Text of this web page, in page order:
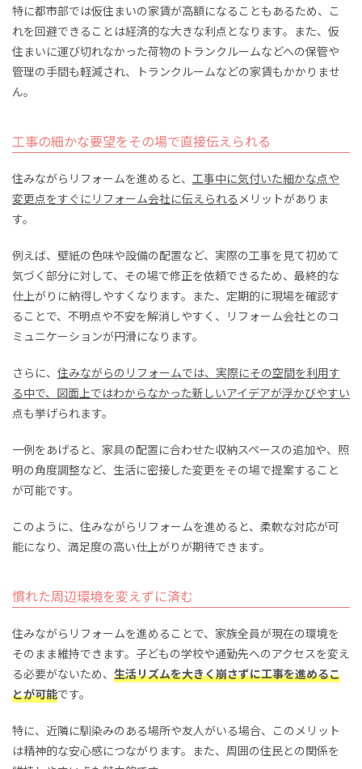
特に都市部では仮住まいの家賃が高額になることもあるため、こ
れを回避できることは経済的な大きな利点となります。また、仮
住まいに運び切れなかった荷物のトランクルームなどへの保管や
管理の手間も軽減され、トランクルームなどの家賃もかかりませ
ん。
工事の細かな要望をその場で直接伝えられる
住みながらリフォームを進めると、 工事中に気付いた細かな点や
変更点をすぐにリフォーム会社に伝えられる メリットがありま
す。
例えば、壁紙の色味や設備の配置など、実際の工事を見て初めて
気づく部分に対して、その場で修正を依頼できるため、最終的な
仕上がりに納得しやすくなります。また、定期的に現場を確認す
ることで、不明点や不安を解消しやすく、リフォーム会社とのコ
ミュニケーションが円滑になります。
さらに、 住みながらのリフォームでは、実際にその空間を利用す
る中で、図面上ではわからなかった新しいアイデアが浮かびやすい
点も挙げられます。
一例をあげると、家具の配置に合わせた収納スペースの追加や、照
明の角度調整など、生活に密接した変更をその場で提案すること
が可能です。
このように、住みながらリフォームを進めると、柔軟な対応が可
能になり、満足度の高い仕上がりが期待できます。
慣れた周辺環境を変えずに済む
住みながらリフォームを進めることで、家族全員が現在の環境を
そのまま維持できます。子どもの学校や通勤先へのアクセスを変え
る必要がないため、 生活リズムを大きく崩さずに工事を進めるこ
とが可能です。
特に、近隣に馴染みのある場所や友人がいる場合、このメリット
は精神的な安心感につながります。また、周囲の住民との関係を